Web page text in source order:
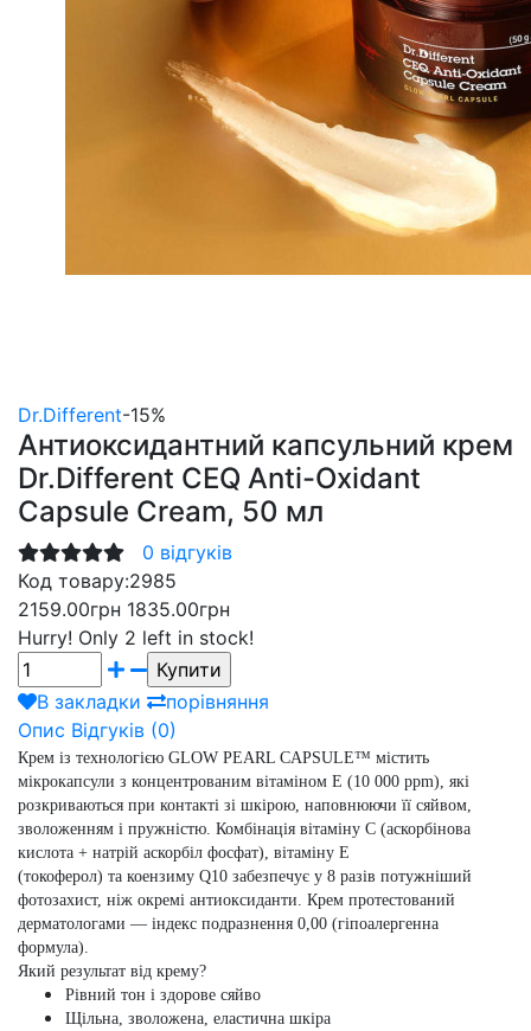
Dr.Different-15%
Антиоксидантний капсульний крем
Dr.Different CEQ Anti-Oxidant
Capsule Cream, 50 мл
0 відгуків
Код товару:2985
2159.00грн 1835.00грн
Hurry! Only 2 left in stock!
В закладки
порівняння
Опис Відгуків (0)
Крем із технологією GLOW PEARL CAPSULE™ містить
мікрокапсули з концентрованим вітаміном E (10 000 ppm) , які
розкриваються при контакті зі шкірою, наповнюючи її сяйвом,
зволоженням і пружністю. Комбінація вітаміну C (аскорбінова
кислота + натрій аскорбіл фосфат) вітаміну E
(токоферол) та коензиму Q10 забезпечує у 8 разів потужніший
фотозахист, ніж окремі антиоксиданти. Крем протестований
дерматологами — індекс подразнення 0,00 (гіпоалергенна
формула).
Який результат від крему?
Рівний тон і здорове сяйво
Щільна, зволожена, еластична шкіра